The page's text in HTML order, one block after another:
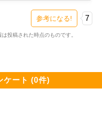
駅前でなんでも揃う立地
大手の物件に比べて維
の負担感は少ないと思い
参考になる! 7
投稿された時点のものです。
ケート (0件)